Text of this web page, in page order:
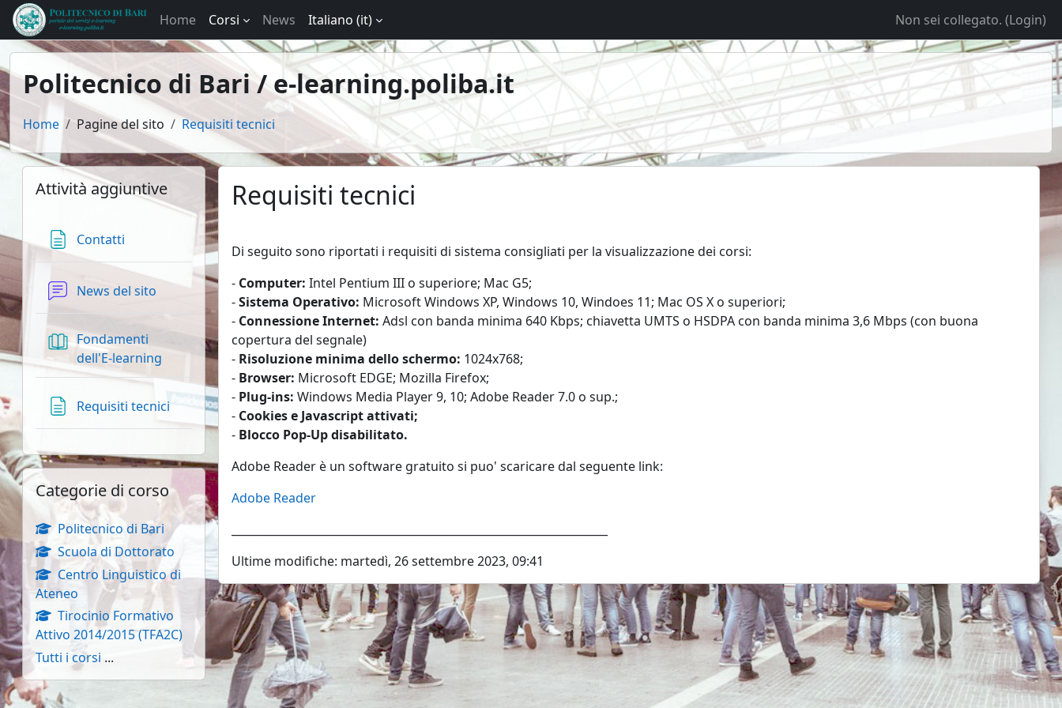
Vai al contenuto principale
Home Corsi News Italiano ‎(it)‎ Non sei collegato. (Login)
Politecnico di Bari / e-learning.poliba.it
Home Pagine del sito Requisiti tecnici
Requisiti tecnici
Di seguito sono riportati i requisiti di sistema consigliati per la visualizzazione dei corsi:
- Computer: Intel Pentium III o superiore; Mac G5;
-Sistema Operativo: Microsoft Windows XP, Windows 10, Windoes 11; Mac OS X o superiori;
- Connessione Internet: Adsl con banda minima 640 Kbps; chiavetta UMTS o HSDPA con banda minima 3,6 Mbps (con buona
copertura del segnale)
- Risoluzione minima dello schermo: 1024x768;
- Browser: Microsoft EDGE; Mozilla Firefox;
- Plug-ins: Windows Media Player 9, 10; Adobe Reader 7.0 o sup.;
- Cookies e Javascript attivati;
- Blocco Pop-Up disabilitato.
Adobe Reader è un software gratuito si puo' scaricare dal seguente link:
Adobe Reader
Ultime modifiche: martedì, 26 settembre 2023, 09:41
Blocchi
Salta Attività aggiuntive
Attività aggiuntive
Contatti
News del sito Forum
Fondamenti
dell'E-learning
Requisiti tecnici Pagina
Salta Categorie di corso
Categorie di corso
Politecnico di Bari
Scuola di Dottorato
Centro Linguistico di
Ateneo
Tirocinio Formativo
Attivo 2014/2015 (TFA2C)
Tutti i corsi ...